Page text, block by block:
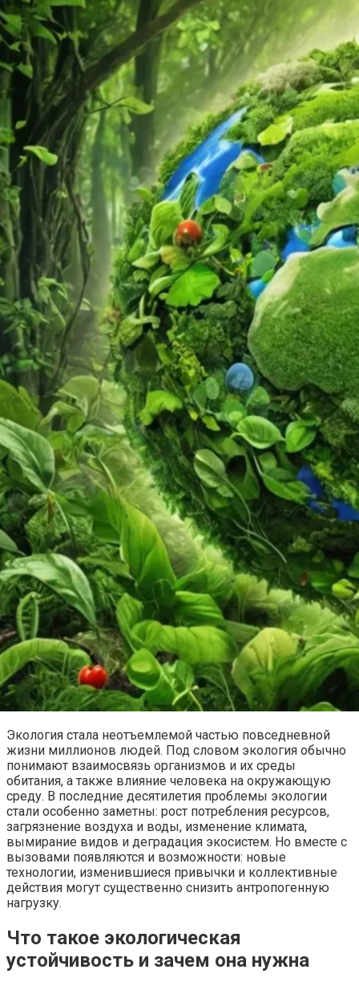
Экология стала неотъемлемой частью повседневной
жизни миллионов людей. Под словом экология обычно
понимают взаимосвязь организмов и их среды
обитания, а также влияние человека на окружающую
среду. В последние десятилетия проблемы экологии
стали особенно заметны: рост потребления ресурсов,
загрязнение воздуха и воды, изменение климата,
вымирание видов и деградация экосистем. Но вместе с
вызовами появляются и возможности: новые
технологии, изменившиеся привычки и коллективные
действия могут существенно снизить антропогенную
нагрузку.
Что такое экологическая
устойчивость и зачем она нужна